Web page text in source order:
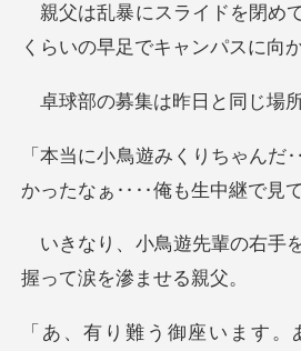
くらいの
集は昨日と同
かったなぁ‥
右手
座います。